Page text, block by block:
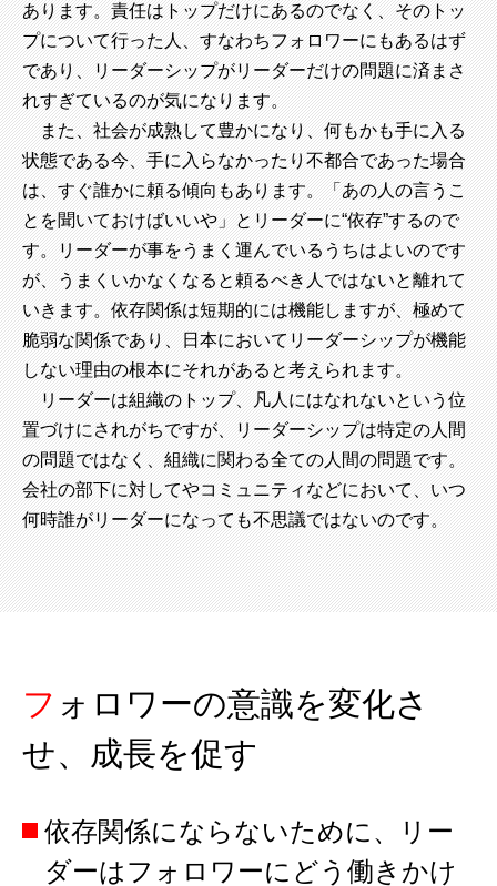
あります。責任はトップだけにあるのでなく、そのトッ
プについて行った人、すなわちフォロワーにもあるはず
であり、リーダーシップがリーダーだけの問題に済まさ
れすぎているのが気になります。
また、社会が成熟して豊かになり、何もかも手に入る
状態である今、手に入らなかったり不都合であった場合
は、すぐ誰かに頼る傾向もあります。「あの人の言うこ
とを聞いておけばいいや」とリーダーに“依存”するので
す。リーダーが事をうまく運んでいるうちはよいのです
が、うまくいかなくなると頼るべき人ではないと離れて
いきます。依存関係は短期的には機能しますが、極めて
脆弱な関係であり、日本においてリーダーシップが機能
しない理由の根本にそれがあると考えられます。
リーダーは組織のトップ、凡人にはなれないという位
置づけにされがちですが、リーダーシップは特定の人間
の問題ではなく、組織に関わる全ての人間の問題です。
会社の部下に対してやコミュニティなどにおいて、いつ
何時誰がリーダーになっても不思議ではないのです。
フォロワーの意識を変化さ
せ、成長を促す
依存関係にならないために、リー
ダーはフォロワーにどう働きかけ